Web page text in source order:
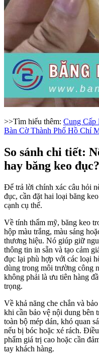
>>Tìm hiểu thêm: Cung Cấp
Bàn Cờ Thành Phố Hồ Chí
So sánh chi tiết:
hay băng keo đục?
Để trả lời chính xác câu hỏi
đục, cần đặt hai loại băng
cạnh cụ thể.
Về tính thẩm mỹ, băng keo
hộp màu trắng, màu sáng
thương hiệu. Nó giúp giữ
thông tin in sẵn và tạo cảm
đục lại phù hợp với các loại
dùng trong môi trường công
không phải là ưu tiên hàng
trọng.
Về khả năng che chắn và
khi cần bảo vệ nội dung bên
toàn bộ mép dán, khó quan
nếu bị bóc hoặc xé rách.
phẩm giá trị cao hoặc cần
tay khách hàng.